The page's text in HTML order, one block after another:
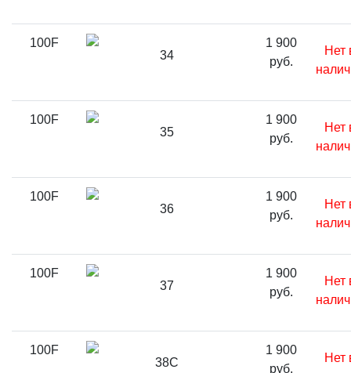
100F
34
1 900
руб.
Нет
100F
35
1 900
руб.
Нет
100F
36
1 900
руб.
Нет
100F
37
1 900
руб.
Нет
100F
38C
1 900
руб.
Нет